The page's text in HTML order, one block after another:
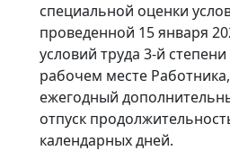
специальной оценки
проведенной 15 января
условий труда 3-й
рабочем месте
ежегодный
отпуск
календарных дней.